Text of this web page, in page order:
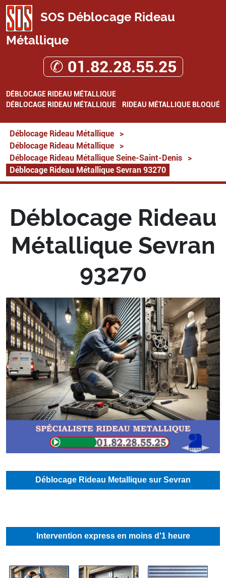
SOS Déblocage Rideau
Métallique
✆ 01.82.28.55.25
DÉBLOCAGE RIDEAU MÉTALLIQUE
DÉBLOCAGE RIDEAU MÉTALLIQUE
RIDEAU MÉTALLIQUE BLOQUÉ
Déblocage Rideau Métallique
>
Déblocage Rideau Métallique
>
Déblocage Rideau Métallique Seine-Saint-Denis
>
Déblocage Rideau Métallique Sevran 93270
Déblocage Rideau
Métallique Sevran
93270
Déblocage Rideau Metallique sur Sevran
Intervention express en moins d'1 heure